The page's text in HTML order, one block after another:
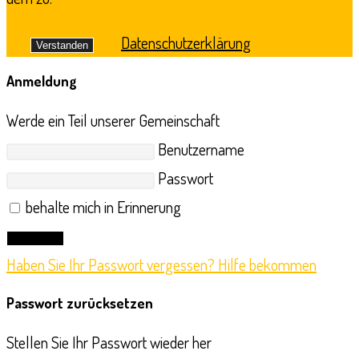
Verstanden Datenschutzerklärung
Anmeldung
Werde ein Teil unserer Gemeinschaft
Benutzername
Passwort
behalte mich in Erinnerung
Haben Sie Ihr Passwort vergessen? Hilfe bekommen
Passwort zurücksetzen
Stellen Sie Ihr Passwort wieder her